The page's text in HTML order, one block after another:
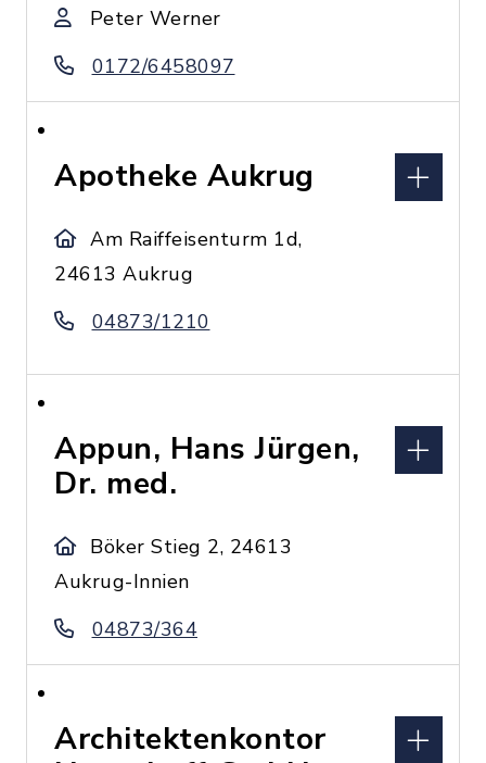
Peter Werner
0172/6458097
Apotheke Aukrug
Am Raiffeisenturm 1d,
24613 Aukrug
04873/1210
Appun, Hans Jürgen,
Dr. med.
Böker Stieg 2, 24613
Aukrug-Innien
04873/364
Architektenkontor